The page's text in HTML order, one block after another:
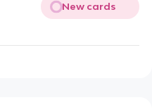
New cards